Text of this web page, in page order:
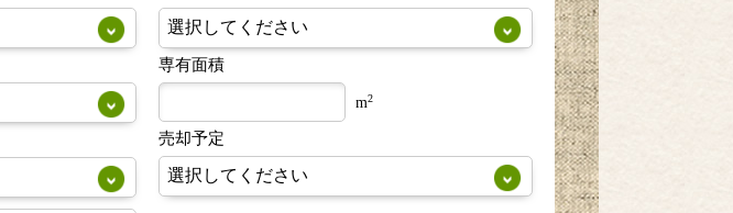
専有面積
m2
売却予定